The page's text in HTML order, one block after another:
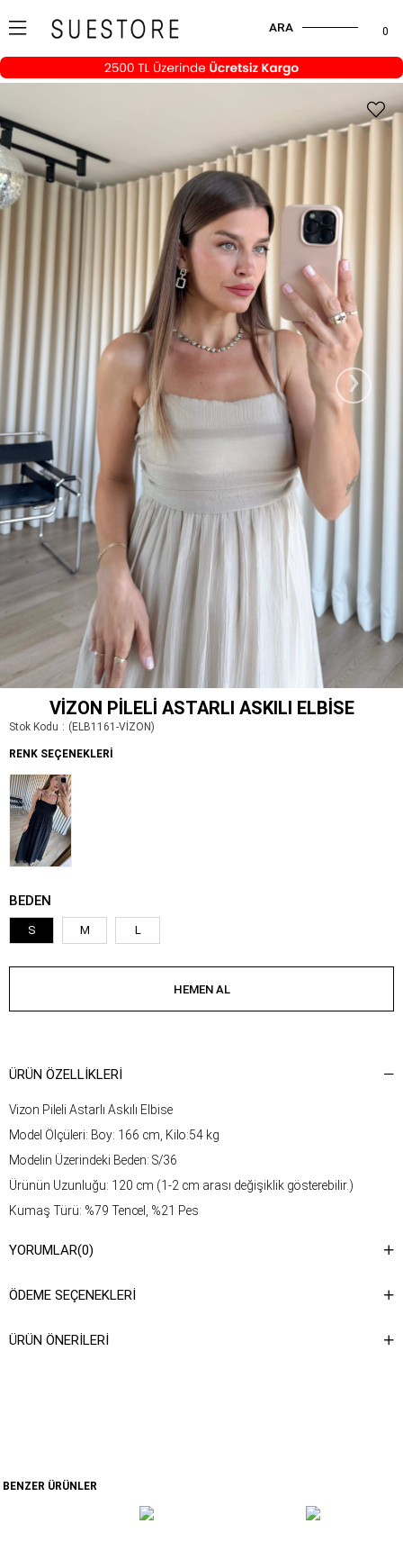
0
ARA
›
VIZON PILELI ASTARLI ASKILI ELBISE
Stok Kodu (ELB1161-VİZON)
RENK SEÇENEKLERI
BEDEN
S M L
ÜRÜN ÖZELLIKLERI
Vizon Pileli Astarlı Askılı Elbise
Model Ölçüleri: Boy: 166 cm, Kilo:54 kg
Modelin Üzerindeki Beden: S/36
Ürünün Uzunluğu: 120 cm (1-2 cm arası değişiklik gösterebilir.)
Kumaş Türü: %79 Tencel, %21 Pes
talimatına ulaşabilirsiniz.
YORUMLAR(0)
ÖDEME SEÇENEKLERI
ÜRÜN ÖNERILERI
BENZER ÜRÜNLER